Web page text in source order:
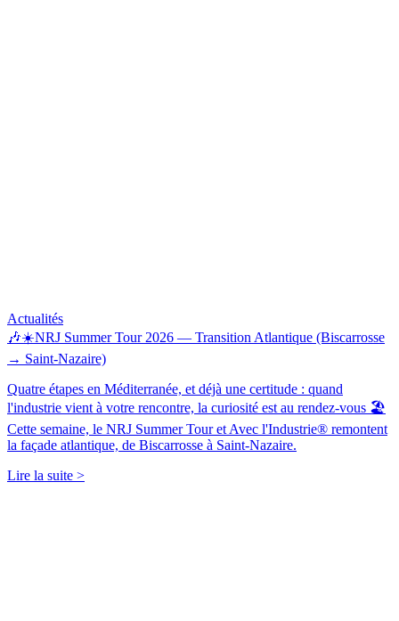
Actualités
🎶☀️NRJ Summer Tour 2026 — Transition Atlantique (Biscarrosse
→ Saint-Nazaire)
Quatre étapes en Méditerranée, et déjà une certitude : quand
l'industrie vient à votre rencontre, la curiosité est au rendez-vous 🏖️
Cette semaine, le NRJ Summer Tour et Avec l'Industrie® remontent
la façade atlantique, de Biscarrosse à Saint-Nazaire.
Lire la suite >